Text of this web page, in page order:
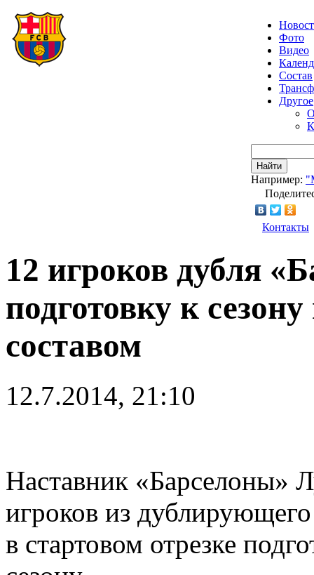
Фото
Видео
Состав
Другое
Найти
Например:
Контакты
12 игроков дубля
подготовку к
составом
12.7.2014, 21:10
Наставник «Барселоны»
игроков из дублирующего
в стартовом отрезке